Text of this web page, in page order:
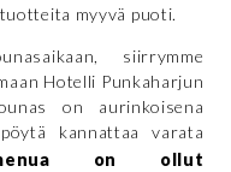
myyvä puoti.
siirrymme
Hotelli Punkaharjun
on aurinkoisena
kannattaa varata
on ollut